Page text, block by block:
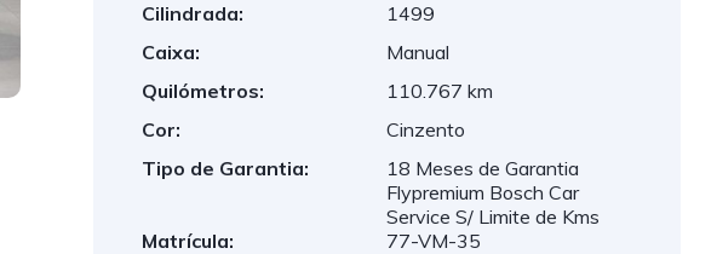
Cilindrada:
1499
Caixa:
Manual
Quilómetros:
110.767 km
Cor:
Cinzento
Tipo de Garantia:
18 Meses de Garantia
Flypremium Bosch Car
Service S/ Limite de Kms
Matrícula:
77-VM-35